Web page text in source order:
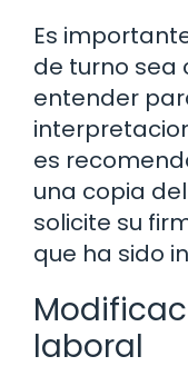
Es
de turno sea
entender
es
una copia
solicite su
que ha sido
laboral